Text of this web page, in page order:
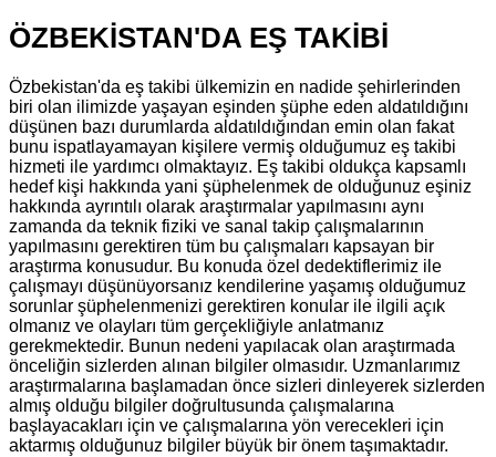
ÖZBEKİSTAN'DA EŞ TAKİBİ
Özbekistan'da eş takibi ülkemizin en nadide şehirlerinden
biri olan ilimizde yaşayan eşinden şüphe eden aldatıldığını
düşünen bazı durumlarda aldatıldığından emin olan fakat
bunu ispatlayamayan kişilere vermiş olduğumuz eş takibi
hizmeti ile yardımcı olmaktayız. Eş takibi oldukça kapsamlı
hedef kişi hakkında yani şüphelenmek de olduğunuz eşiniz
hakkında ayrıntılı olarak araştırmalar yapılmasını aynı
zamanda da teknik fiziki ve sanal takip çalışmalarının
yapılmasını gerektiren tüm bu çalışmaları kapsayan bir
araştırma konusudur. Bu konuda özel dedektiflerimiz ile
çalışmayı düşünüyorsanız kendilerine yaşamış olduğumuz
sorunlar şüphelenmenizi gerektiren konular ile ilgili açık
olmanız ve olayları tüm gerçekliğiyle anlatmanız
gerekmektedir. Bunun nedeni yapılacak olan araştırmada
önceliğin sizlerden alınan bilgiler olmasıdır. Uzmanlarımız
araştırmalarına başlamadan önce sizleri dinleyerek sizlerden
almış olduğu bilgiler doğrultusunda çalışmalarına
başlayacakları için ve çalışmalarına yön verecekleri için
aktarmış olduğunuz bilgiler büyük bir önem taşımaktadır.